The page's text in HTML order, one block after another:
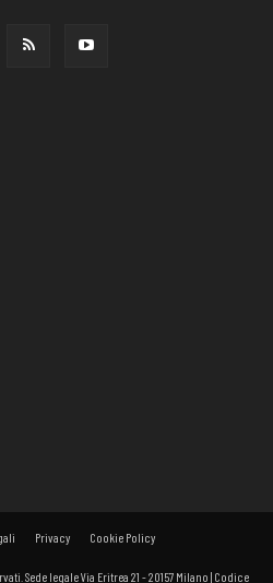
Privacy Cookie Policy
Sede legale Via Eritrea 21 - 20157 Milano | Codice